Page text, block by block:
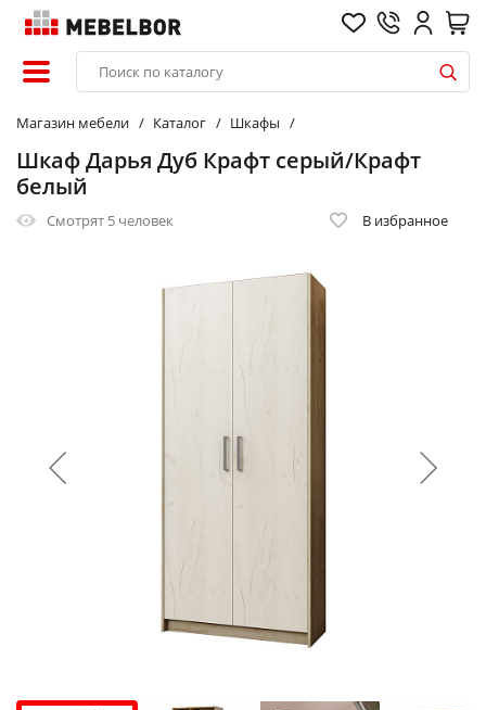
Магазин мебели Каталог Шкафы
Шкаф Дарья Дуб Крафт серый/Крафт
белый
Смотрят 5 человек В избранное